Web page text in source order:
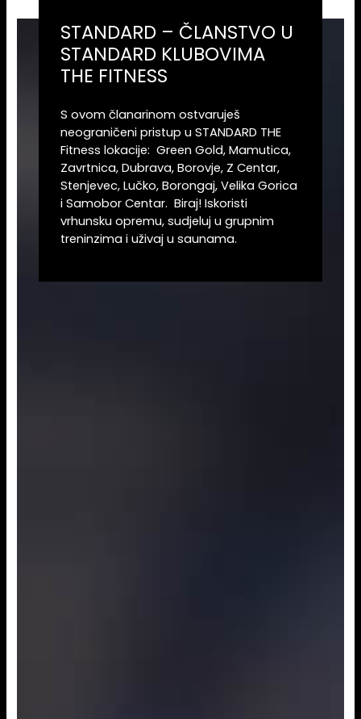
STANDARD – ČLANSTVO U
STANDARD KLUBOVIMA
THE FITNESS
S ovom članarinom ostvaruješ
neograničeni pristup u STANDARD THE
Fitness lokacije: Green Gold, Mamutica,
Zavrtnica, Dubrava, Borovje, Z Centar,
Stenjevec, Lučko, Borongaj, Velika Gorica
i Samobor Centar. Biraj! Iskoristi
vrhunsku opremu, sudjeluj u grupnim
treninzima i uživaj u saunama.